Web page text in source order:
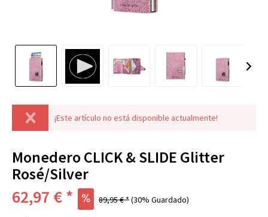
¡Este artículo no está disponible actualmente!
Monedero CLICK & SLIDE Glitter
Rosé/Silver
62,97 € * 89,95 € *(30% Guardado)